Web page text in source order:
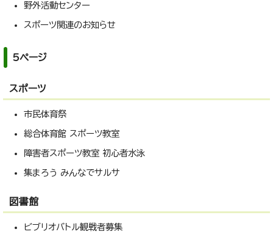
野外活動センター
スポーツ関連のお知らせ
5ページ
スポーツ
市民体育祭
総合体育館 スポーツ教室
障害者スポーツ教室 初心者水泳
集まろう みんなでサルサ
図書館
ビブリオバトル観戦者募集